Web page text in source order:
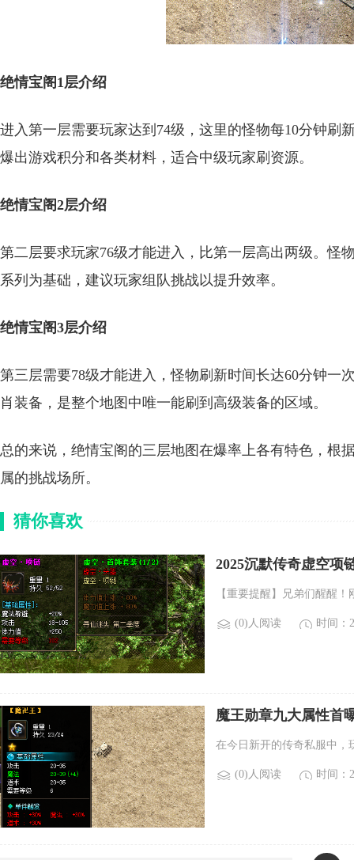
绝情宝阁1层介绍
进入第一层需要玩家达到74级，这里的怪物每10分钟刷
爆出游戏积分和各类材料，适合中级玩家刷资源。
绝情宝阁2层介绍
第二层要求玩家76级才能进入，比第一层高出两级。怪
系列为基础，建议玩家组队挑战以提升效率。
绝情宝阁3层介绍
第三层需要78级才能进入，怪物刷新时间长达60分钟一
肖装备，是整个地图中唯一能刷到高级装备的区域。
总的来说，绝情宝阁的三层地图在爆率上各有特色，根
属的挑战场所。
猜你喜欢
2025沉默传奇虚空项
【重要提醒】兄弟们醒醒
(0)人阅读 时间：
魔王勋章九大属性首
在今日新开的传奇私服中，
(0)人阅读 时间：